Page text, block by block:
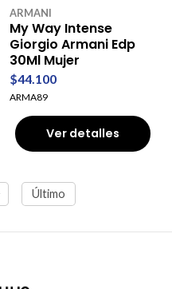
ARMANI
My Way Intense
Giorgio Armani Edp
30Ml Mujer
$44.100
ARMA89
Ver detalles
Último